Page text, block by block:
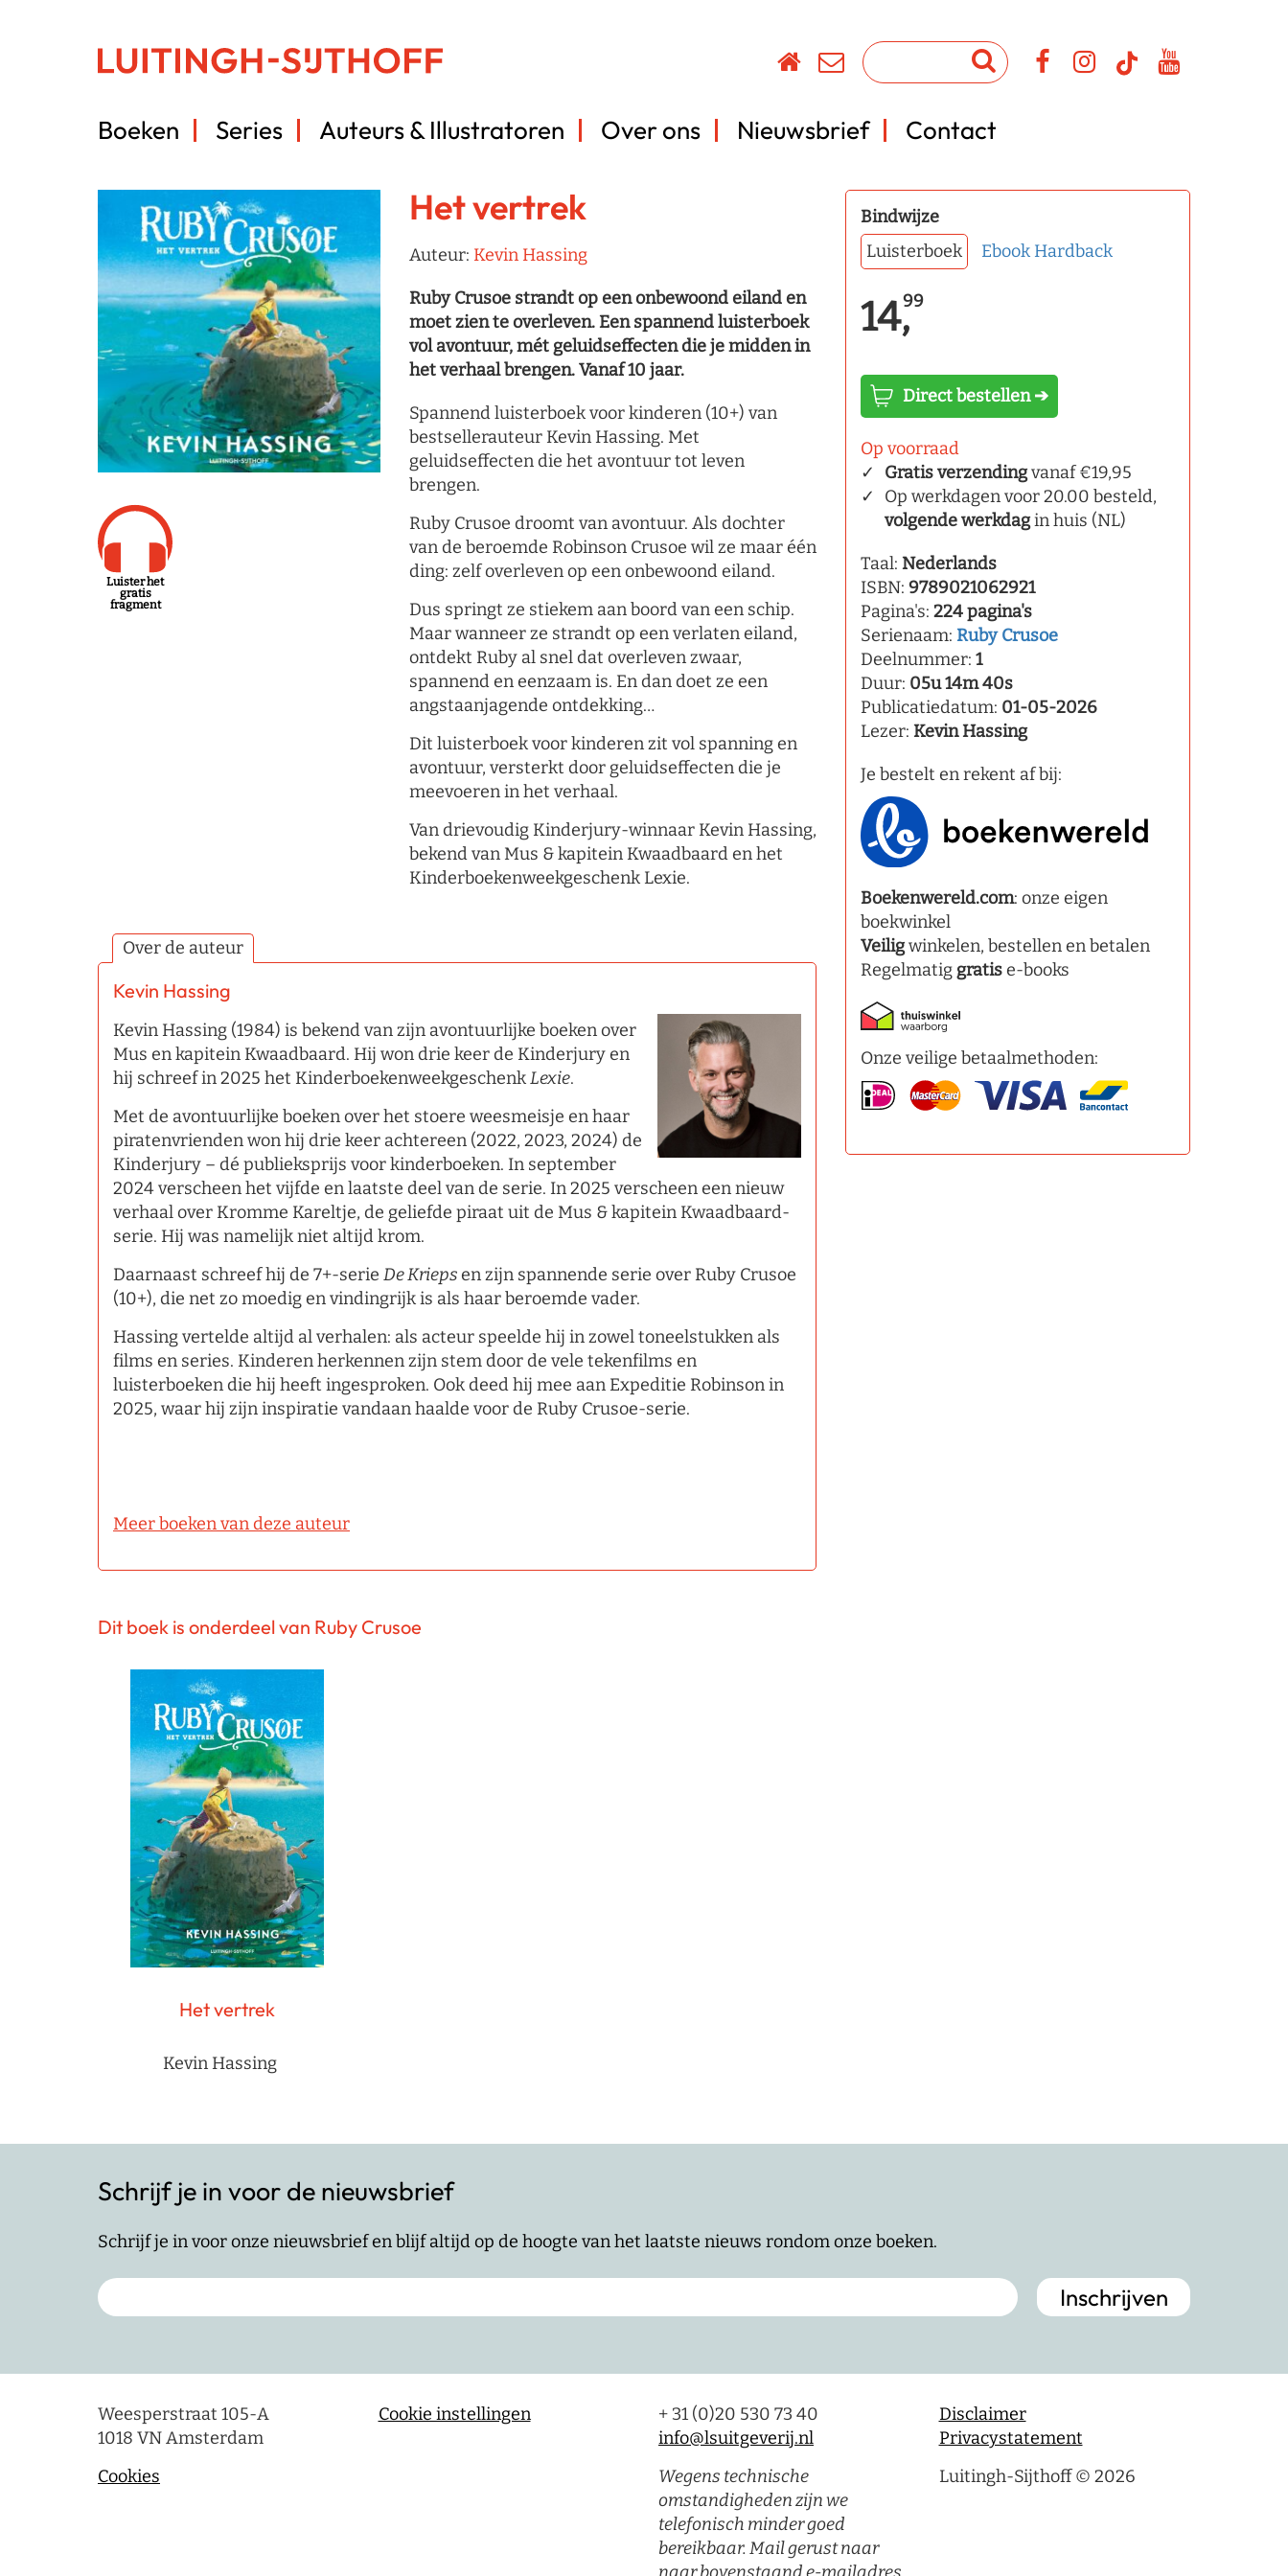
Boeken Series Auteurs & Illustratoren Over ons Nieuwsbrief Contact
Luister het
gratis
fragment
Het vertrek
Auteur: Kevin Hassing
Ruby Crusoe strandt op een onbewoond eiland en
moet zien te overleven. Een spannend luisterboek
vol avontuur, mét geluidseffecten die je midden in
het verhaal brengen. Vanaf 10 jaar.
Spannend luisterboek voor kinderen (10+) van
bestsellerauteur Kevin Hassing. Met
geluidseffecten die het avontuur tot leven
brengen.
Ruby Crusoe droomt van avontuur. Als dochter
van de beroemde Robinson Crusoe wil ze maar één
ding: zelf overleven op een onbewoond eiland.
Dus springt ze stiekem aan boord van een schip.
Maar wanneer ze strandt op een verlaten eiland,
ontdekt Ruby al snel dat overleven zwaar,
spannend en eenzaam is. En dan doet ze een
angstaanjagende ontdekking…
Dit luisterboek voor kinderen zit vol spanning en
avontuur, versterkt door geluidseffecten die je
meevoeren in het verhaal.
Van drievoudig Kinderjury-winnaar Kevin Hassing,
bekend van Mus & kapitein Kwaadbaard en het
Kinderboekenweekgeschenk Lexie.
Over de auteur
Kevin Hassing
Kevin Hassing (1984) is bekend van zijn avontuurlijke boeken over
Mus en kapitein Kwaadbaard. Hij won drie keer de Kinderjury en
hij schreef in 2025 het KinderboekenweekgeschenkLexie.
Met de avontuurlijke boeken over het stoere weesmeisje en haar
piratenvrienden won hij drie keer achtereen (2022, 2023, 2024) de
Kinderjury – dé publieksprijs voor kinderboeken. In september
2024 verscheen het vijfde en laatste deel van de serie. In 2025 verscheen een nieuw
verhaal over Kromme Kareltje, de geliefde piraat uit de Mus & kapitein Kwaadbaard-
serie. Hij was namelijk niet altijd krom.
Daarnaast schreef hij de 7+-serie De Kriepsen zijn spannende serie over Ruby Crusoe
(10+), die net zo moedig en vindingrijk is als haar beroemde vader.
Hassing vertelde altijd al verhalen: als acteur speelde hij in zowel toneelstukken als
films en series. Kinderen herkennen zijn stem door de vele tekenfilms en
luisterboeken die hij heeft ingesproken. Ook deed hij mee aan Expeditie Robinson in
2025, waar hij zijn inspiratie vandaan haalde voor de Ruby Crusoe-serie.
Meer boeken van deze auteur
Bindwijze
Luisterboek
Ebook Hardback
14,99
Direct bestellen ➔
Op voorraad
Gratis verzendingvanaf €19,95
Op werkdagen voor 20.00 besteld,
volgende werkdagin huis (NL)
Taal: Nederlands
ISBN: 9789021062921
Pagina's: 224 pagina's
Serienaam: Ruby Crusoe
Deelnummer: 1
Duur: 05u 14m 40s
Publicatiedatum: 01-05-2026
Lezer: Kevin Hassing
Je bestelt en rekent af bij:
Boekenwereld.com: onze eigen
boekwinkel
Veiligwinkelen, bestellen en betalen
Regelmatig gratise-books
Onze veilige betaalmethoden:
Dit boek is onderdeel van Ruby Crusoe
Het vertrek
Kevin Hassing
Schrijf je in voor de nieuwsbrief
Schrijf je in voor onze nieuwsbrief en blijf altijd op de hoogte van het laatste nieuws rondom onze boeken.
Weesperstraat 105-A
1018 VN Amsterdam
Cookies
Cookie instellingen
+ 31 (0)20 530 73 40
info@lsuitgeverij.nl
Wegens technische
omstandigheden zijn we
telefonisch minder goed
bereikbaar. Mail gerust naar
Disclaimer
Privacystatement
Luitingh-Sijthoff © 2026